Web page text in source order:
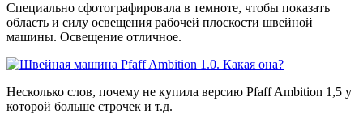
Специально сфотографировала в темноте, чтобы показать
область и силу освещения рабочей плоскости швейной
машины. Освещение отличное.
Несколько слов, почему не купила версию Pfaff Ambition 1,5 у
которой больше строчек и т.д.